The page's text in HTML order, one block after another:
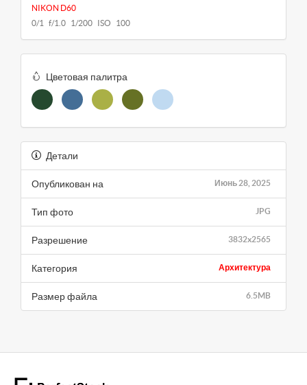
NIKON D60
0/1 f/1.0 1/200 ISO 100
Цветовая палитра
Детали
Июнь 28, 2025
Опубликован на
JPG
Тип фото
3832x2565
Разрешение
Архитектура
Категория
6.5MB
Размер файла